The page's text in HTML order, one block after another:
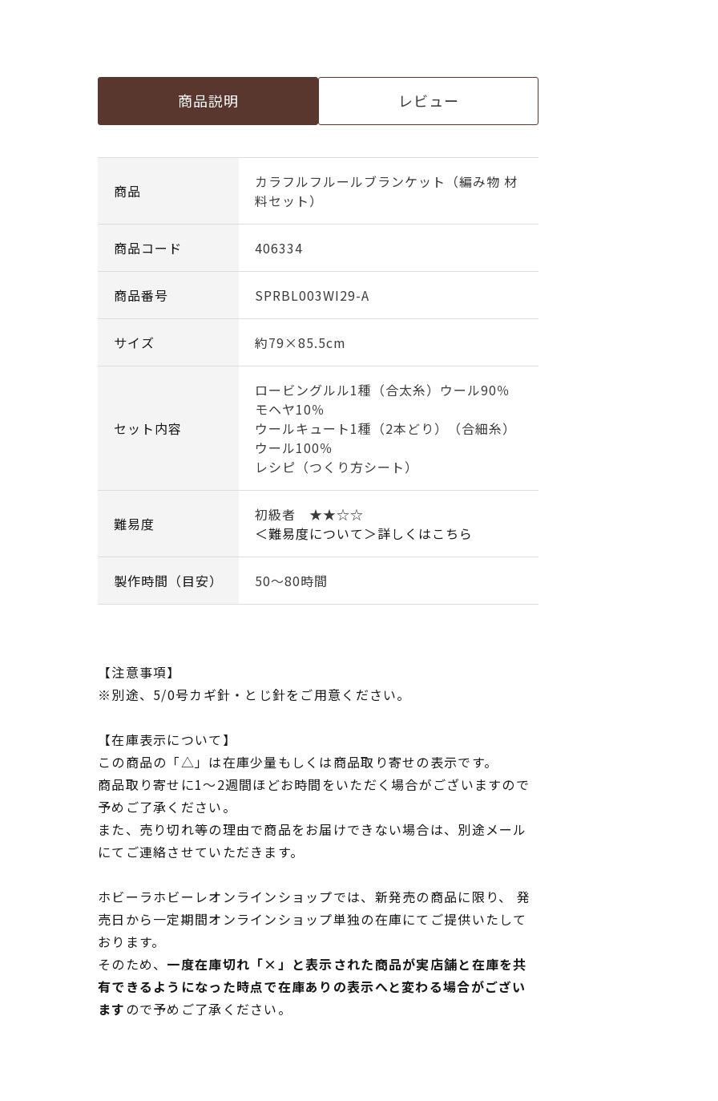
商品説明 レビュー
商品
カラフルフルールブランケット（編み物 材
料セット）
商品コード 406334
商品番号 SPRBL003WI29-A
サイズ 約79×85.5cm
セット内容
ロービングルル1種（合太糸）ウール90％
モヘヤ10％
ウールキュート1種（2本どり）（合細糸）
ウール100％
レシピ（つくり方シート）
難易度
初級者 ★★☆☆
＜難易度について＞詳しくはこちら
製作時間（目安） 50～80時間
【注意事項】
※別途、5/0号カギ針・とじ針をご用意ください。
【在庫表示について】
この商品の「△」は在庫少量もしくは商品取り寄せの表示です。
商品取り寄せに1～2週間ほどお時間をいただく場合がございますので
予めご了承ください。
また、売り切れ等の理由で商品をお届けできない場合は、別途メール
にてご連絡させていただきます。
ホビーラホビーレオンラインショップでは、新発売の商品に限り、 発
売日から一定期間オンラインショップ単独の在庫にてご提供いたして
おります。
そのため、 一度在庫切れ「×」と表示された商品が実店舗と在庫を共
有できるようになった時点で在庫ありの表示へと変わる場合がござい
ますので予めご了承ください。